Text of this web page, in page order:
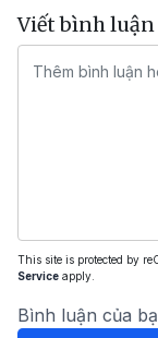
Viết bình luận
This site is protected by
Service apply.
Bình luận của